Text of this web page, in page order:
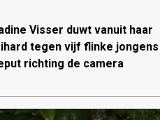
Visser duwt vanuit haar
tegen vijf flinke jongens
richting de camera